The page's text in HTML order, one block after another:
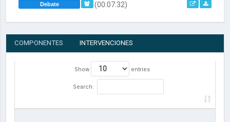
Debate (00:07:32)
COMPONENTES INTERVENCIONES
Show entries
Search: